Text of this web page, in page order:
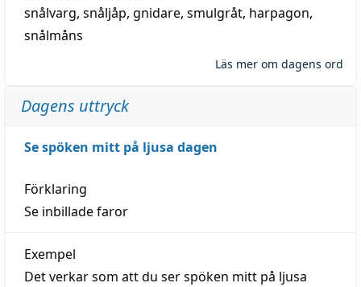
snålvarg, snåljåp, gnidare, smulgråt, harpagon,
snålmåns
Läs mer om dagens ord
Dagens uttryck
Se spöken mitt på ljusa dagen
Förklaring
Se inbillade faror
Exempel
Det verkar som att du ser spöken mitt på ljusa